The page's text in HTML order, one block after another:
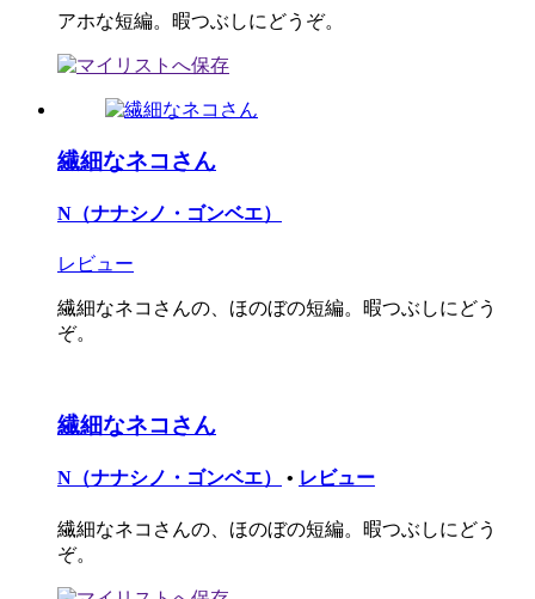
アホな短編。暇つぶしにどうぞ。
繊細なネコさん
N（ナナシノ・ゴンベエ）
レビュー
繊細なネコさんの、ほのぼの短編。暇つぶしにどう
ぞ。
繊細なネコさん
N（ナナシノ・ゴンベエ） • レビュー
繊細なネコさんの、ほのぼの短編。暇つぶしにどう
ぞ。